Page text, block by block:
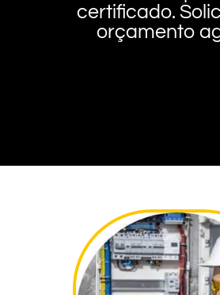
certificado.
orçamento